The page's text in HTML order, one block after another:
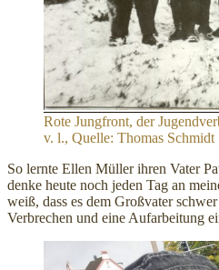
Rote Jungfront, der
v. l., Quelle: Thomas Schmidt
So lernte Ellen Müller ihren Vater
denke heute noch jeden Tag an
weiß, dass es dem Großvater
Verbrechen und eine Aufarbeitung